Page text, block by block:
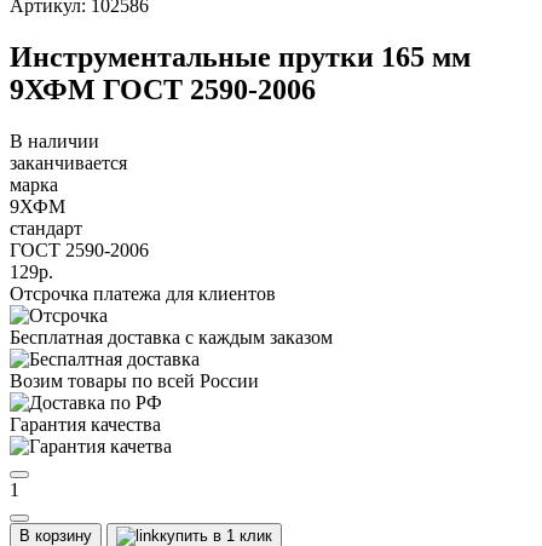
Артикул: 102586
Инструментальные прутки 165 мм
9ХФМ ГОСТ 2590-2006
В наличии
заканчивается
марка
9ХФМ
стандарт
ГОСТ 2590-2006
129р.
Отсрочка платежа для клиентов
Бесплатная доставка с каждым заказом
Возим товары по всей России
Гарантия качества
1
В корзину купить в 1 клик